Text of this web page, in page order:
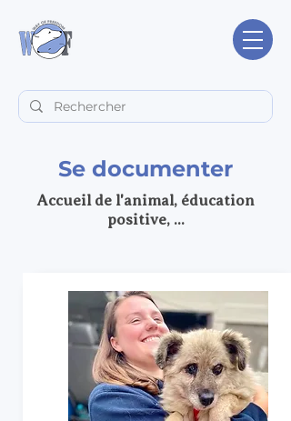
Se documenter
Accueil de l'animal, éducation
positive, ...